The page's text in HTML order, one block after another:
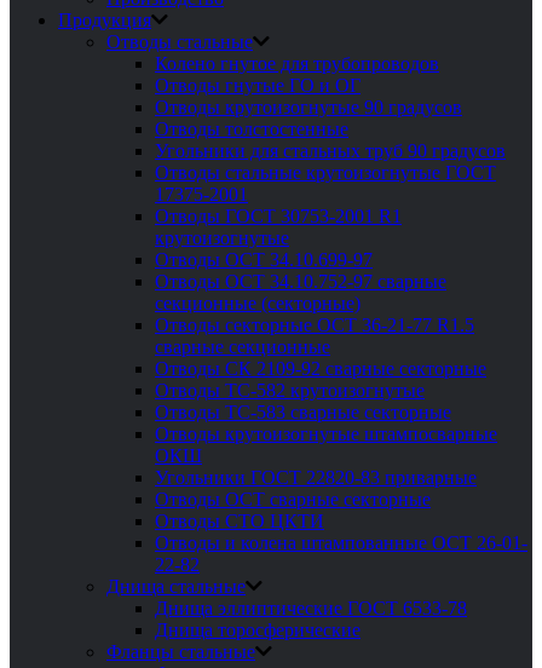
Продукция
Отводы стальные
Колено гнутое для трубопроводов
Отводы гнутые ГО и ОГ
Отводы крутоизогнутые 90 градусов
Отводы толстостенные
Угольники для стальных труб 90 градусов
Отводы стальные крутоизогнутые ГОСТ
17375-2001
Отводы ГОСТ 30753-2001 R1
крутоизогнутые
Отводы ОСТ 34.10.699-97
Отводы ОСТ 34.10.752-97 сварные
секционные (секторные)
Отводы секторные ОСТ 36-21-77 R1.5
сварные секционные
Отводы СК 2109-92 сварные секторные
Отводы ТС-582 крутоизогнутые
Отводы ТС-583 сварные секторные
Отводы крутоизогнутые штампосварные
ОКШ
Угольники ГОСТ 22820-83 приварные
Отводы ОСТ сварные секторные
Отводы СТО ЦКТИ
Отводы и колена штампованные ОСТ 26-01-
22-82
Днища стальные
Днища эллиптические ГОСТ 6533-78
Днища торосферические
Фланцы стальные